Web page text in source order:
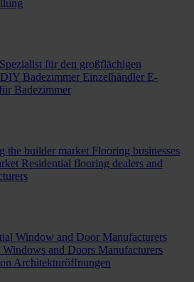
Spezialist für den großflächigen
Badezimmer Einzelhändler E-
Badezimmer
the builder market Flooring businesses
Residential flooring dealers and
Window and Door Manufacturers
Windows and Doors Manufacturers
Architekturöffnungen